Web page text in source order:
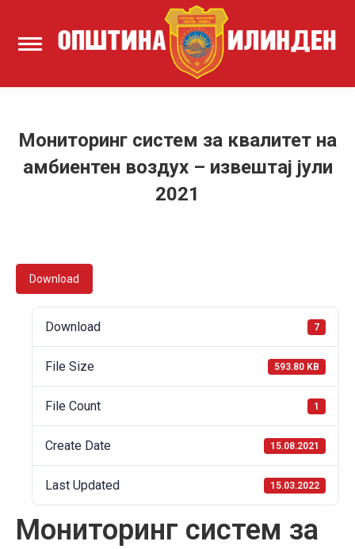
Мониторинг систем за квалитет на
амбиентен воздух – извештај јули
2021
Download
Download 7
File Size 593.80 KB
File Count 1
Create Date 15.08.2021
Last Updated 15.03.2022
Мониторинг систем за